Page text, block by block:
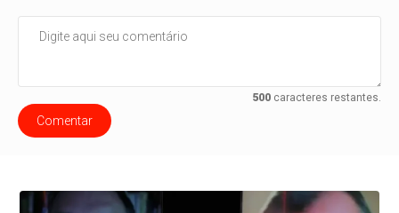
500caracteres restantes.
Comentar